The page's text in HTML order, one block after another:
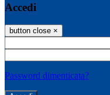
Accedi
button close ×
Password dimenticata?